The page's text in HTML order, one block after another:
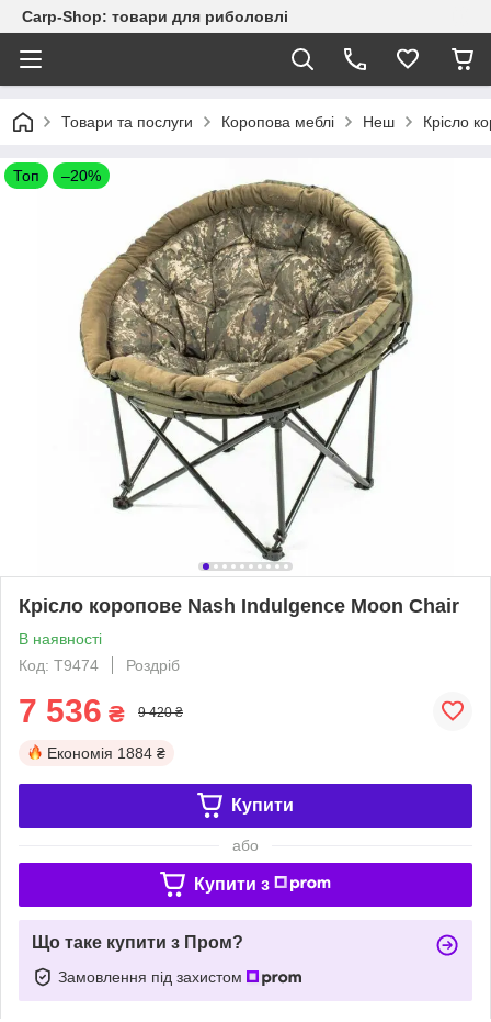
Carp-Shop: товари для риболовлі
Товари та послуги Коропова меблі Неш Крісло
Топ –20%
Крісло коропове Nash Indulgence Moon Chair
В наявності
Код: T9474
Роздріб
7 536 ₴ 9 420 ₴
Економія 1884 ₴
Купити
або
Купити з
Що таке купити з Пром?
Замовлення під захистом